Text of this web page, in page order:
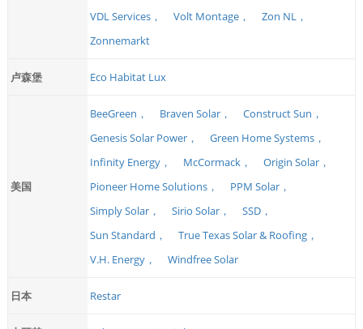
VDL Services，
Volt Montage，
Zon NL，
Zonnemarkt
卢森堡 Eco Habitat Lux
美国
BeeGreen， Braven Solar，
Construct Sun，
Genesis Solar Power，
Green Home Systems，
Infinity Energy，
McCormack，
Origin Solar，
Pioneer Home Solutions，
PPM Solar，
Simply Solar，
Sirio Solar，
SSD，
Sun Standard，
True Texas Solar & Roofing，
V.H. Energy，
Windfree Solar
日本 Restar